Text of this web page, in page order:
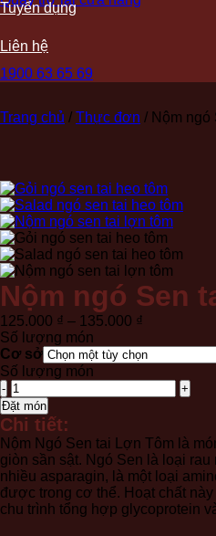
Tuyển dụng
Liên hệ
1900 63 65 69
Trang chủ / Thực đơn / Nộm ngó
Nộm ngó Sen
125.000 ₫ – 135.000 ₫
từ
đến
135.000 ₫
Số lượng món
Cơ sở
Số lượng món
Nộm
ngó
Sen
tai
Lợn
Tôm
số
lượng
Đặt món
Chi tiết:
Nộm Ngó Sen tai Lợn Tôm là
giòn sần sật. Ngó Sen là loại
nhiều asparagin, là một loại
được trong cơ thể. Hoạt chất
chu trình tổng hợp glycoprotein